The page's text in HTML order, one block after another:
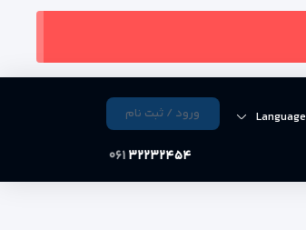
Language ورود / ثبت نام
۳۲۲۳۲۴۵۴۰۶۱